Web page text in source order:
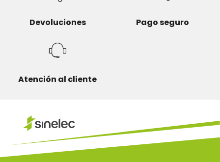
Devoluciones Pago seguro
Atención al cliente